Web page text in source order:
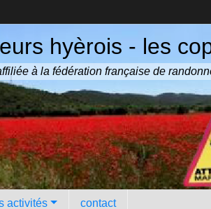
hyèrois - les
à la fédération française de
activités contact